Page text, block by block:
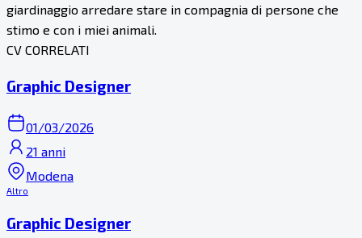
giardinaggio arredare stare in compagnia di persone che
stimo e con i miei animali.
CV CORRELATI
Graphic Designer
01/03/2026
21 anni
Modena
Altro
Graphic Designer